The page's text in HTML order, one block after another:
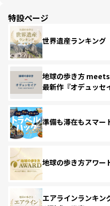
特設ページ
世界遺産ランキング
地球の歩き方
最新作『オデュッセ
準備も滞在もスマ
地球の歩き方アワー
エアラインランキ